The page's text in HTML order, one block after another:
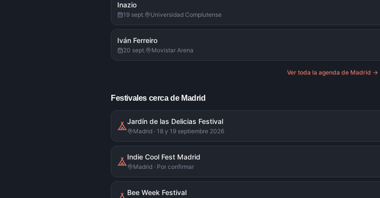
Inazio
19 sept. Universidad Complutense
Iván Ferreiro
20 sept. Movistar Arena
Ver toda la agenda de Madrid →
Festivales cerca de Madrid
Jardín de las Delicias Festival
Madrid · 18 y 19 septiembre 2026
Indie Cool Fest Madrid
Madrid · Por confirmar
Bee Week Festival